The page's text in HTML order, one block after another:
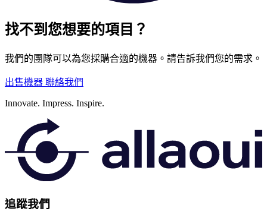
找不到您想要的項目？
我們的團隊可以為您採購合適的機器。請告訴我們您的需求。
出售機器 聯絡我們
Innovate. Impress. Inspire.
追蹤我們